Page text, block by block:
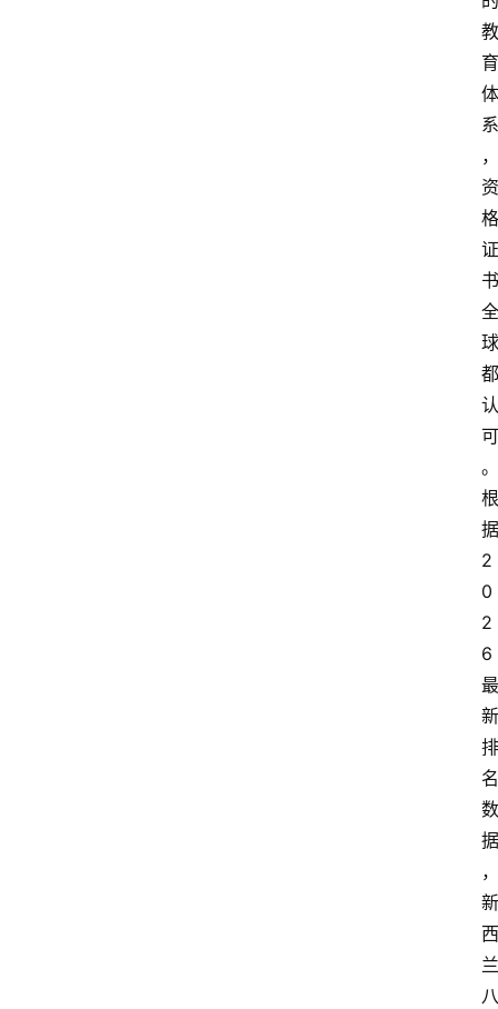
教
育
体
系
，
资
格
证
书
全
球
都
认
可
。
根
据
2
0
2
6
最
新
排
名
数
据
，
新
西
兰
八